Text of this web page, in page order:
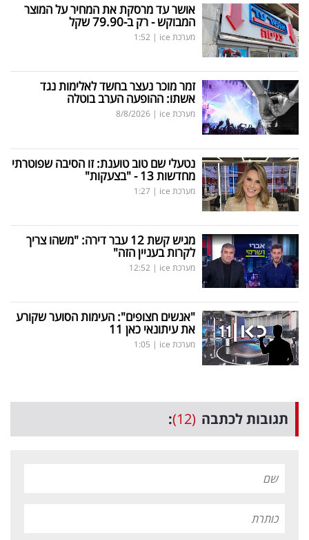
אושר עד מרסקת את המחיר על המוצר
המבוקש - רק ב-79.90 שקל
מערכת ice |
1:52
זמר מוכר נעצר בחשד לאלימות נגד
אשתו: ההופעה הערב בוטלה
מערכת ice |
8/8/2026
נטעלי שם טוב טוענת: זו הסיבה שפוטרתי
מחדשות 13 - "בצעקות"
מערכת ice |
1:27
מגיש קשת 12 עבר דירה: "משהו צריך
לקרות בעניין הזה"
מערכת ice |
12:52
"אנשים חצופים": העימות הסוער שקורע
את עיתונאי כאן 11
מערכת ice |
1:05
תגובות לכתבה (12)
: